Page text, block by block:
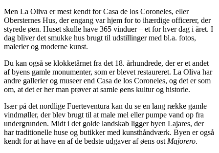
Men La Oliva er mest kendt for Casa de los Coroneles, eller
Obersternes Hus, der engang var hjem for to ihærdige officerer, der
styrede øen. Huset skulle have 365 vinduer – et for hver dag i året. I
dag bliver det smukke hus brugt til udstillinger med bl.a. fotos,
malerier og moderne kunst.
Du kan også se klokketårnet fra det 18. århundrede, der er et andet
af byens gamle monumenter, som er blevet restaureret. La Oliva har
andre gallerier og museer end Casa de los Coroneles, og det er som
om, at det er her man prøver at samle øens kultur og historie.
Især på det nordlige Fuerteventura kan du se en lang række gamle
vindmøller, der blev brugt til at male mel eller pumpe vand op fra
undergrunden. Midt i det golde landskab ligger byen Lajares, der
har traditionelle huse og butikker med kunsthåndværk. Byen er også
kendt for at have en af de bedste udgaver af øens ost Majorero.